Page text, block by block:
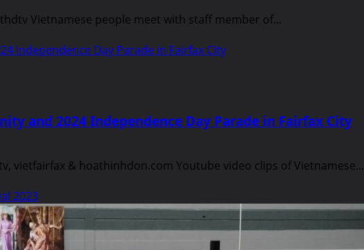
Vietnamese people meet with staff member of...
Independence Day Parade in Fairfax City
and 2024 Independence Day Parade in Fairfax City
vietfairfax & hoathinhdon.com Youtube video clips of Vietnamese...
2023